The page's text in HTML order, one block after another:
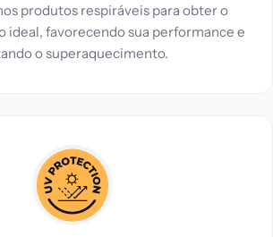
produtos respiráveis para obter o
favorecendo sua performance e
o superaquecimento.